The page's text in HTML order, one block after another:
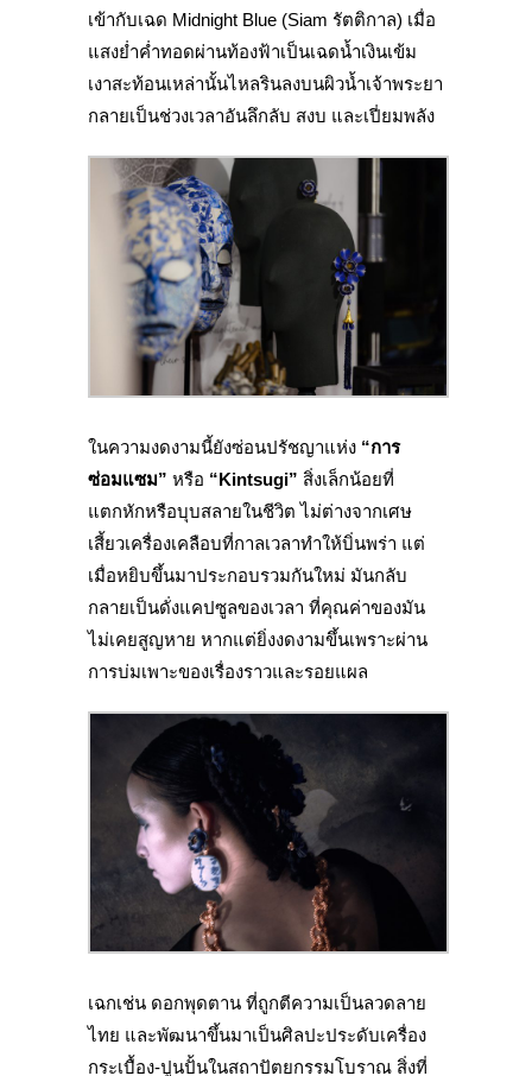
เข้ากับเฉด Midnight Blue (Siam รัตติกาล) เมื่อ
แสงย่ำค่ำทอดผ่านท้องฟ้าเป็นเฉดน้ำเงินเข้ม
เงาสะท้อนเหล่านั้นไหลรินลงบนผิวน้ำเจ้าพระยา
กลายเป็นช่วงเวลาอันลึกลับ สงบ และเปี่ยมพลัง
ในความงดงามนี้ยังซ่อนปรัชญาแห่ง “การ
ซ่อมแซม” หรือ “Kintsugi” สิ่งเล็กน้อยที่
แตกหักหรือบุบสลายในชีวิต ไม่ต่างจากเศษ
เสี้ยวเครื่องเคลือบที่กาลเวลาทำให้บิ่นพร่า แต่
เมื่อหยิบขึ้นมาประกอบรวมกันใหม่ มันกลับ
กลายเป็นดั่งแคปซูลของเวลา ที่คุณค่าของมัน
ไม่เคยสูญหาย หากแต่ยิ่งงดงามขึ้นเพราะผ่าน
การบ่มเพาะของเรื่องราวและรอยแผล
เฉกเช่น ดอกพุดตาน ที่ถูกตีความเป็นลวดลาย
ไทย และพัฒนาขึ้นมาเป็นศิลปะประดับเครื่อง
กระเบื้อง-ปูนปั้นในสถาปัตยกรรมโบราณ สิ่งที่